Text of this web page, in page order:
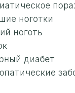
ноготки
ноготь
диабет